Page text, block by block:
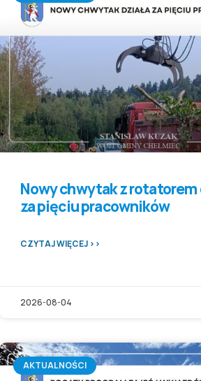
Nowy chwytak z rotatorem
za pięciu pracowników
CZYTAJ WIĘCEJ >>
2026-08-04
AKTUALNOŚCI